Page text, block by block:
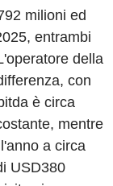
milioni ed
entrambi
della
con
è circa
mentre
a circa
USD380